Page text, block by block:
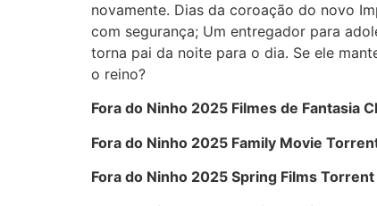
novamente. Dias da coroação do novo
com segurança; Um entregador para
torna pai da noite para o dia. Se ele
o reino?
Fora do Ninho 2025 Filmes de Fantasia
Fora do Ninho 2025 Family Movie
Fora do Ninho 2025 Spring Films Torrent